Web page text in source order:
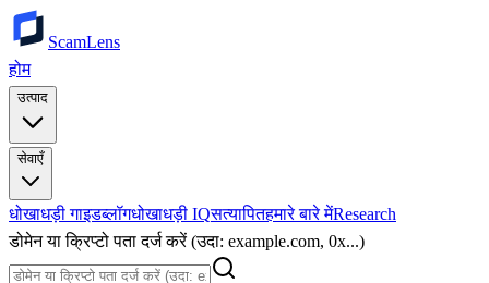
ScamLens
होम
उत्पाद
सेवाएँ
धोखाधड़ी गाइडब्लॉगधोखाधड़ी IQसत्यापितहमारे बारे मेंResearch
डोमेन या क्रिप्टो पता दर्ज करें (उदा: example.com, 0x...)